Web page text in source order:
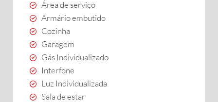
Área de serviço
Armário embutido
Cozinha
Garagem
Gás Individualizado
Interfone
Luz Individualizada
Sala de estar